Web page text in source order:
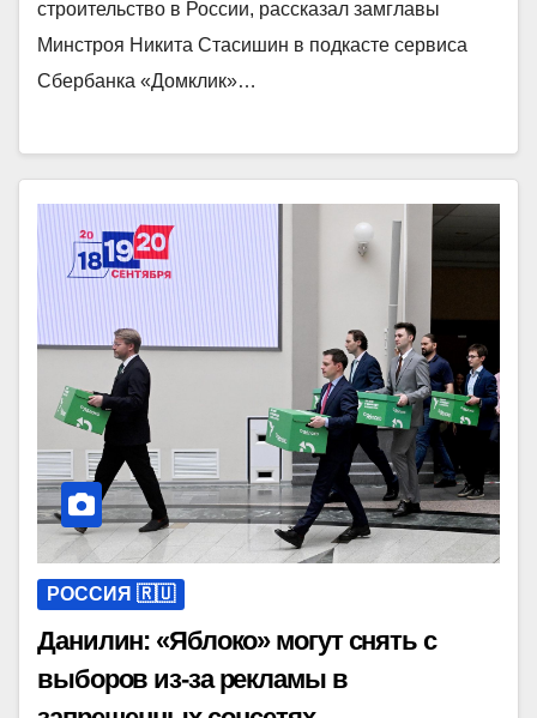
строительство в России, рассказал замглавы
Минстроя Никита Стасишин в подкасте сервиса
Сбербанка «Домклик»…
РОССИЯ 🇷🇺
Данилин: «Яблоко» могут снять с
выборов из-за рекламы в